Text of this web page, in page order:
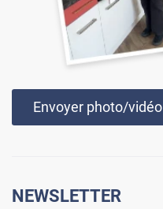
Envoyer photo/vidéo
NEWSLETTER